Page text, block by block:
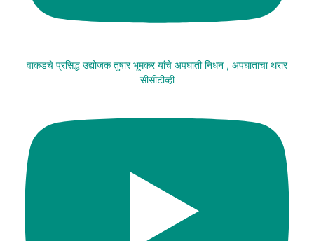
वाकडचे प्रसिद्ध उद्योजक तुषार भूमकर यांचे अपघाती निधन , अपघाताचा थरार
सीसीटीव्ही